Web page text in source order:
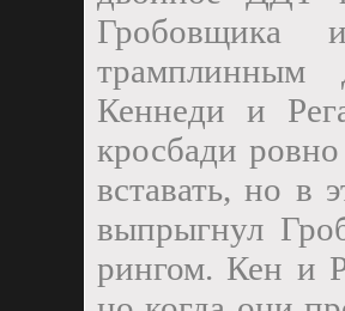
Гробовщика
Кеннеди и
кросбади
вставать, но в
выпрыгнул
рингом. Кен и